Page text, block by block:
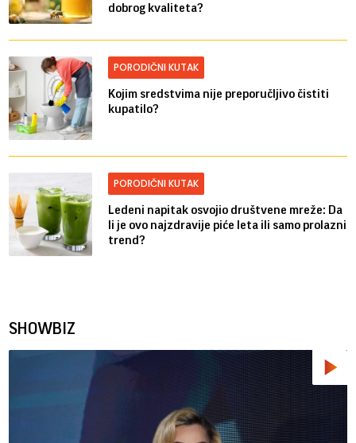
dobrog kvaliteta?
PORODIČNI KUTAK
Kojim sredstvima nije preporučljivo čistiti
kupatilo?
PORODIČNI KUTAK
Ledeni napitak osvojio društvene mreže: Da
li je ovo najzdravije piće leta ili samo prolazni
trend?
SHOWBIZ